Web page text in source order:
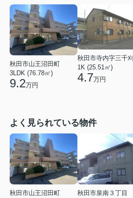
秋田市山王沼田町
3LDK (76.78㎡)
9.2万円
秋田市寺内字三千刈
1K (25.51㎡)
4.7万円
よく見られている物件
秋田市山王沼田町
秋田市泉南３丁目